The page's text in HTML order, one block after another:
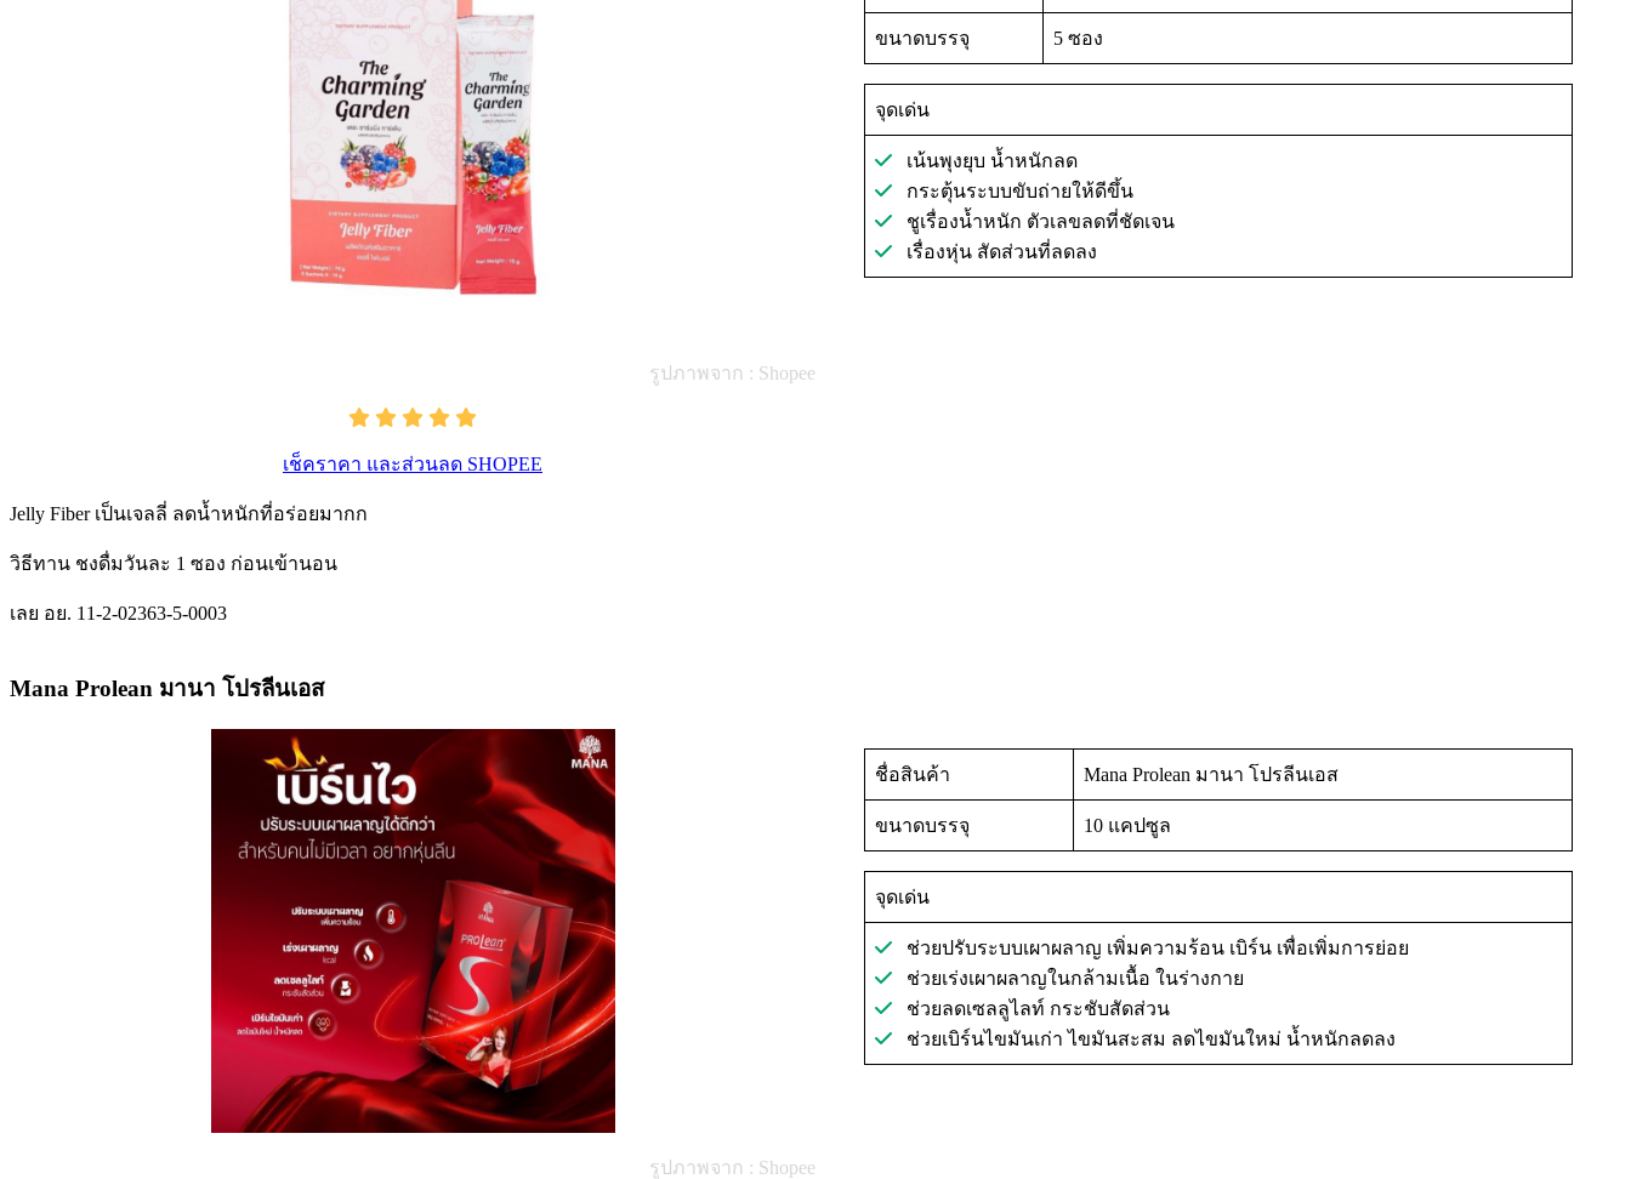
รูปภาพจาก : Shopee
เช็คราคา และส่วนลด SHOPEE
ขนาดบรรจุ 5 ซอง
จุดเด่น
เน้นพุงยุบ น้ำหนักลด
กระตุ้นระบบขับถ่ายให้ดีขึ้น
ชูเรื่องน้ำหนัก ตัวเลขลดที่ชัดเจน
เรื่องหุ่น สัดส่วนที่ลดลง
Jelly Fiber เป็นเจลลี่ ลดน้ำหนักที่อร่อยมากก
วิธีทาน ชงดื่มวันละ 1 ซอง ก่อนเข้านอน
เลย อย. 11-2-02363-5-0003
Mana Prolean มานา โปรลีนเอส
รูปภาพจาก : Shopee
ชื่อสินค้า Mana Prolean มานา โปรลีนเอส
ขนาดบรรจุ 10 แคปซูล
จุดเด่น
ช่วยปรับระบบเผาผลาญ เพิ่มความร้อน เบิร์น เพื่อเพิ่มการย่อย
ช่วยเร่งเผาผลาญในกล้ามเนื้อ ในร่างกาย
ช่วยลดเซลลูไลท์ กระชับสัดส่วน
ช่วยเบิร์นไขมันเก่า ไขมันสะสม ลดไขมันใหม่ น้ำหนักลดลง